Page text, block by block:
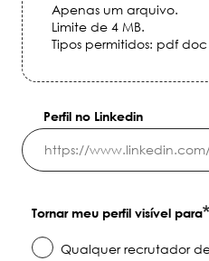
Apenas um arquivo.
Limite de 4 MB.
Tipos permitidos: pdf
Perfil no Linkedin
Tornar meu perfil visível para
Qualquer recrutador